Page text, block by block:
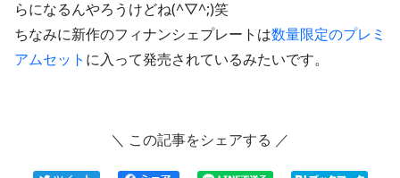
らになるんやろうけどね(^▽^;)笑
ちなみに新作のフィナンシェプレートは数量限定のプレミ
アムセット に入って発売されているみたいです。
＼ この記事をシェアする ／